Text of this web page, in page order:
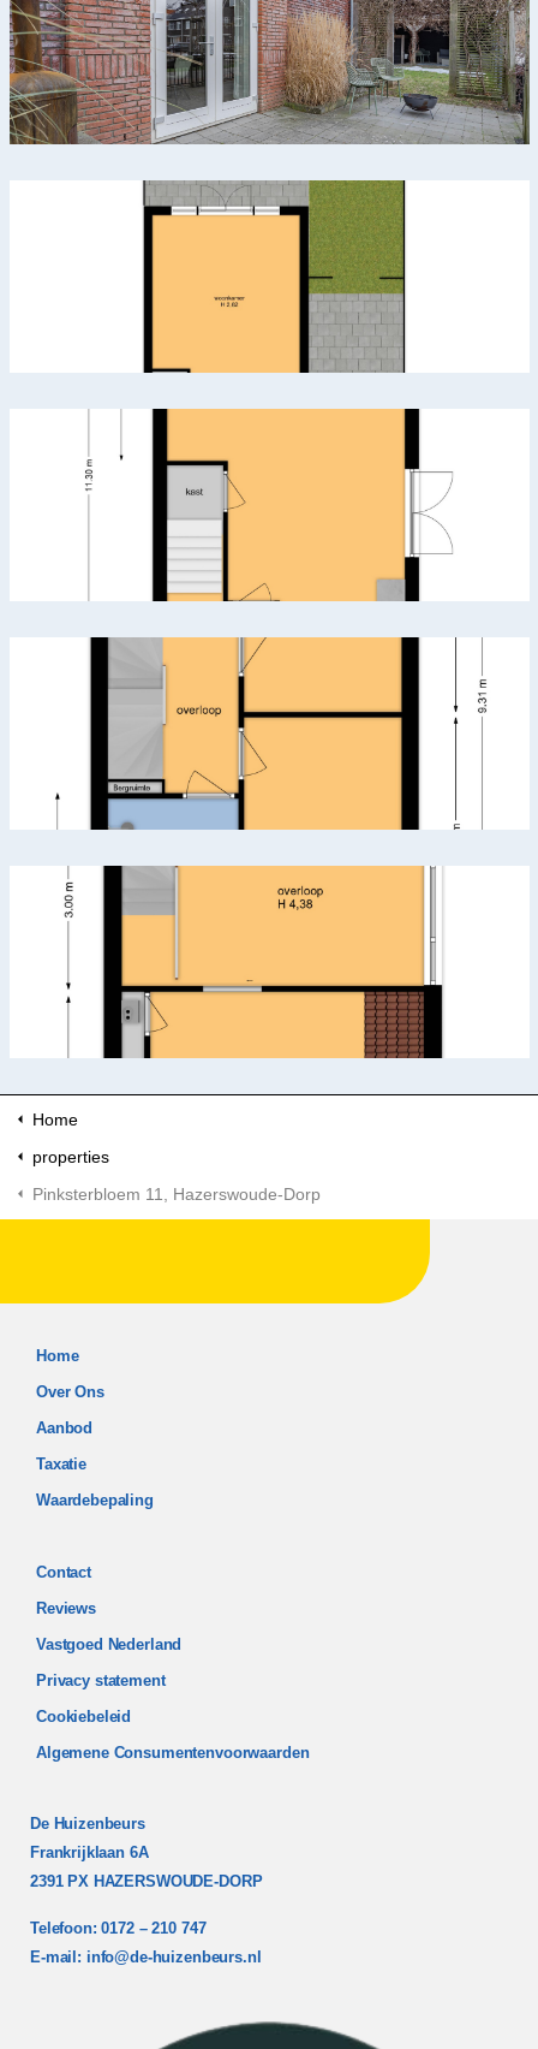
Home
properties
Pinksterbloem 11, Hazerswoude-Dorp
Home
Over Ons
Aanbod
Taxatie
Waardebepaling
Contact
Reviews
Vastgoed Nederland
Privacy statement
Cookiebeleid
Algemene Consumentenvoorwaarden
De Huizenbeurs
Frankrijklaan 6A
2391 PX HAZERSWOUDE-DORP
Telefoon: 0172 – 210 747
E-mail: info@de-huizenbeurs.nl